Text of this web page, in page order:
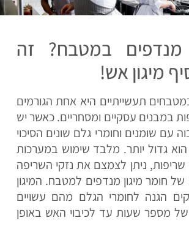
מנדפים במטבח? זה
מיגון אש!
תעשייתיים היא אחת הגורמים
במבנים עסקיים ומסחריים. כאשר יש
עם שומנים וחומרי גלם שונים הסיכוי
גדול יותר. מלבד שימוש במערכות
שריפות, ניתן לצמצם את נזקי השריפה
חומר מיגון מנדפים למטבח. המיגון
הגנה לחומרי הגלם מהם עשויים
מספר שעות עד לכיבוי האש באופן